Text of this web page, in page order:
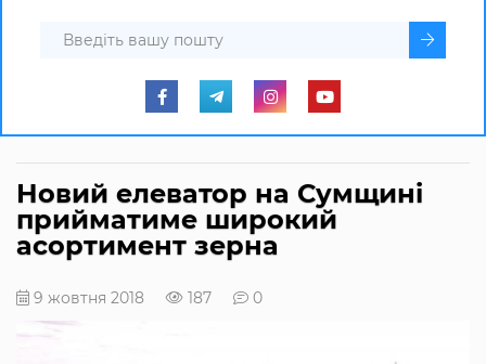
Новий елеватор на Сумщині
прийматиме широкий
асортимент зерна
9 жовтня 2018 187 0